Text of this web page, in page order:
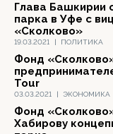
19.03.2021 | ПОЛИТИКА
Глава Башкирии
парка в Уфе с
«Сколково»
03.03.2021 | ЭКОНОМИКА
Фонд
Tour
Фонд
Хабирову